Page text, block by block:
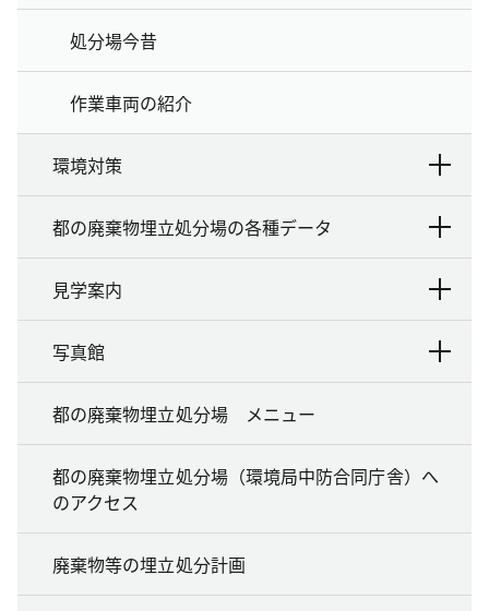
処分場今昔
作業車両の紹介
環境対策
都の廃棄物埋立処分場の各種データ
見学案内
写真館
都の廃棄物埋立処分場 メニュー
都の廃棄物埋立処分場（環境局中防合同庁舎）へ
のアクセス
廃棄物等の埋立処分計画